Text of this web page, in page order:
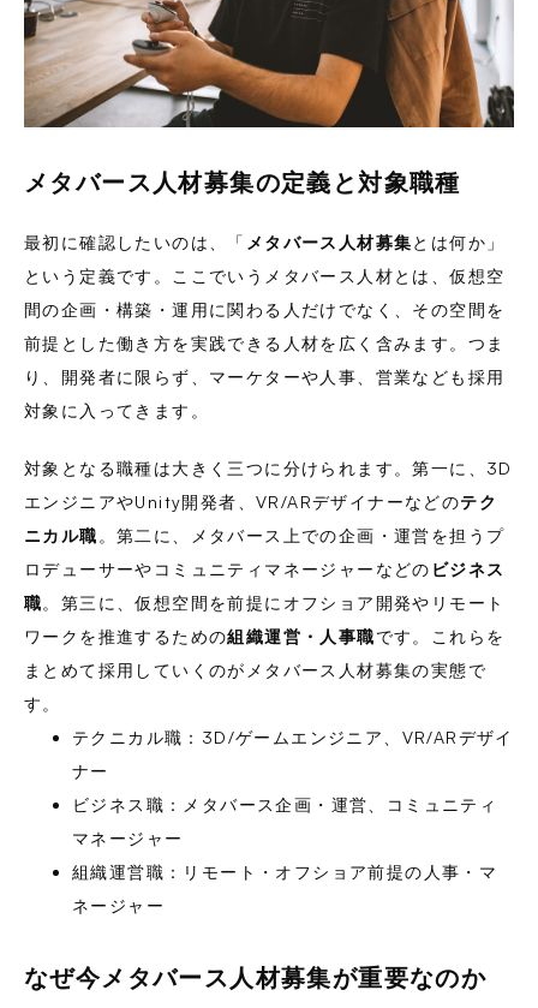
メタバース人材募集の定義と対象職種
最初に確認したいのは、「 メタバース人材募集とは何か」
という定義です。ここでいうメタバース人材とは、仮想空
間の企画・構築・運用に関わる人だけでなく、その空間を
前提とした働き方を実践できる人材を広く含みます。つま
り、開発者に限らず、マーケターや人事、営業なども採用
対象に入ってきます。
対象となる職種は大きく三つに分けられます。第一に、3D
エンジニアやUnity開発者、VR/ARデザイナーなどのテク
ニカル職 。第二に、メタバース上での企画・運営を担うプ
ロデューサーやコミュニティマネージャーなどの ビジネス
職。第三に、仮想空間を前提にオフショア開発やリモート
ワークを推進するための組織運営・人事職です。これらを
まとめて採用していくのがメタバース人材募集の実態で
す。
テクニカル職：3D/ゲームエンジニア、VR/ARデザイ
ナー
ビジネス職：メタバース企画・運営、コミュニティ
マネージャー
組織運営職：リモート・オフショア前提の人事・マ
ネージャー
なぜ今メタバース人材募集が重要なのか